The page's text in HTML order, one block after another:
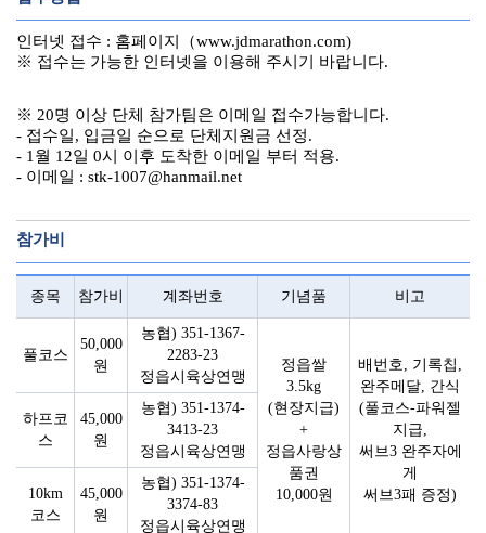
인터넷 접수 : 홈페이지（www.jdmarathon.com)
※ 접수는 가능한 인터넷을 이용해 주시기 바랍니다.
※ 20명 이상 단체 참가팀은 이메일 접수가능합니다.
- 접수일, 입금일 순으로 단체지원금 선정.
- 1월 12일 0시 이후 도착한 이메일 부터 적용.
- 이메일 : stk-1007@hanmail.net
참가비
종목 참가비 계좌번호 기념품 비고
풀코스
50,000
원
농협) 351-1367-
2283-23
정읍시육상연맹
정읍쌀
3.5kg
(현장지급)
+
정읍사랑상
품권
10,000원
배번호, 기록칩,
완주메달, 간식
(풀코스-파워젤
지급,
써브3 완주자에
게
써브3패 증정)
하프코
스
45,000
원
농협) 351-1374-
3413-23
정읍시육상연맹
10km
코스
45,000
원
농협) 351-1374-
3374-83
정읍시육상연맹